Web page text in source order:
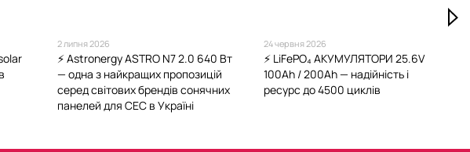
2 липня 2026
⚡️ Astronergy ASTRO N7 2.0 640 Вт
— одна з найкращих пропозицій
серед світових брендів сонячних
панелей для СЕС в Україні
24 червня 2026
⚡️ LiFePO₄ АКУМУЛЯТОРИ 25.6V
100Ah / 200Ah — надійність і
ресурс до 4500 циклів